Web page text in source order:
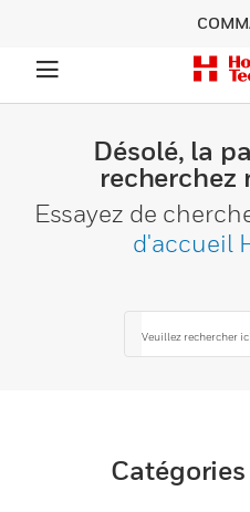
Désolé, la
recherchez
Essayez de
d'accueil